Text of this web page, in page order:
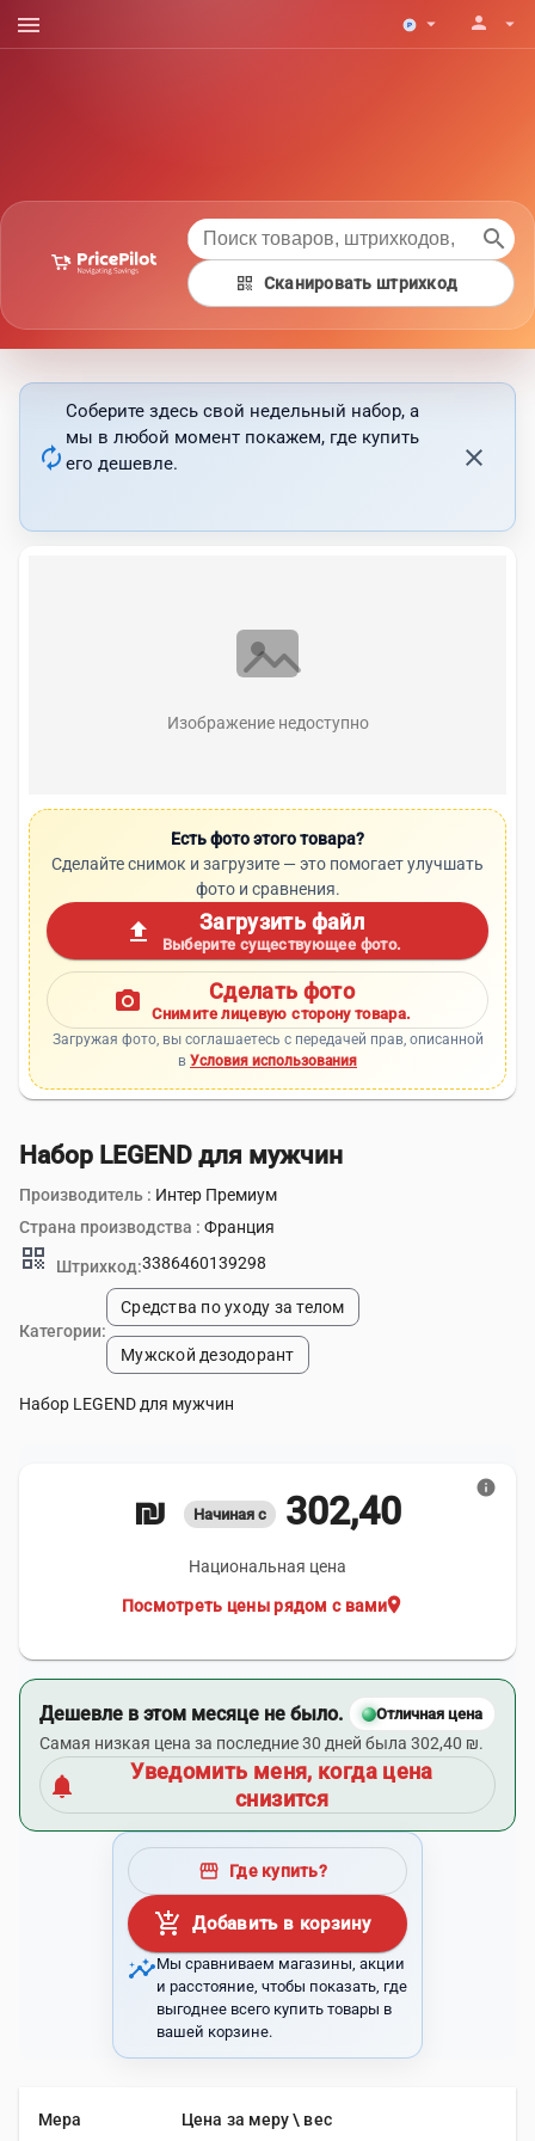
menu arrow_drop_down person arrow_drop_down
search
qr_code Сканировать штрихкод
autorenew
Соберите здесь свой недельный набор, а
мы в любой момент покажем, где купить
его дешевле.
close
Изображение недоступно
Есть фото этого товара?
Сделайте снимок и загрузите — это помогает улучшать
фото и сравнения.
upload Загрузить файл
Выберите существующее фото.
photo_camera Сделать фото
Снимите лицевую сторону товара.
Загружая фото, вы соглашаетесь с передачей прав, описанной
в Условия использования
Набор LEGEND для мужчин
Производитель : Интер Премиум
Страна производства : Франция
qr_code Штрихкод:3386460139298
Категории:
Средства по уходу за телом
Мужской дезодорант
Набор LEGEND для мужчин
Начиная с 302,40 ₪
Национальная цена
location_on
Посмотреть цены рядом с вами
info
Дешевле в этом месяце не было. Отличная цена
Самая низкая цена за последние 30 дней была 302,40 ₪.
notifications
Уведомить меня, когда цена
снизится
storefront Где купить?
add_shopping_cart Добавить в корзину
insightsМы сравниваем магазины, акции
и расстояние, чтобы показать, где
выгоднее всего купить товары в
вашей корзине.
Мера Цена за меру \ вес